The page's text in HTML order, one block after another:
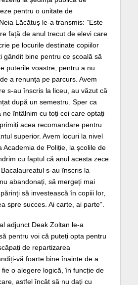
pentru o unitate de
Lăcătuș le-a transmis: ”Este
față de anul trecut de elevi care
pe locurile destinate copiilor
gândit bine pentru ce școală să
puterile voastre, pentru a nu
a renunța pe parcurs. Avem
s-au înscris la liceu, au văzut că
după un semestru. Sper ca
ne întâlnim cu toți cei care optați
acea recomandare pentru
superior. Avem locuri la nivel
Academia de Poliție, la școlile de
cu faptul că anul acesta zece
s-au înscris la
abandonați, să mergeți mai
să investească în copiii lor,
spre succes. Ai carte, ai parte”.
adjunct Deak Zoltan le-a
pentru voi că puteți opta pentru
de repartizarea
vă foarte bine înainte de a
o alegere logică, în funcție de
astfel încât să nu dați cu